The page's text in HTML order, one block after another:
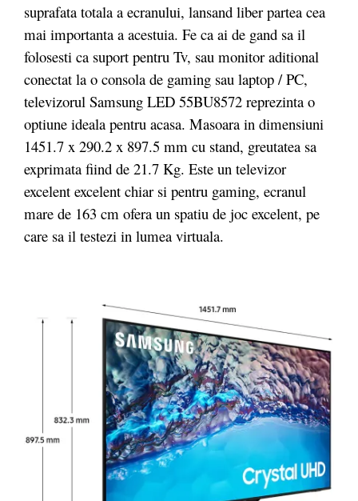
suprafata totala a ecranului, lansand liber partea cea
mai importanta a acestuia. Fe ca ai de gand sa il
folosesti ca suport pentru Tv, sau monitor aditional
conectat la o consola de gaming sau laptop / PC,
televizorul Samsung LED 55BU8572 reprezinta o
optiune ideala pentru acasa. Masoara in dimensiuni
1451.7 x 290.2 x 897.5 mm cu stand, greutatea sa
exprimata fiind de 21.7 Kg. Este un televizor
excelent excelent chiar si pentru gaming, ecranul
mare de 163 cm ofera un spatiu de joc excelent, pe
care sa il testezi in lumea virtuala.